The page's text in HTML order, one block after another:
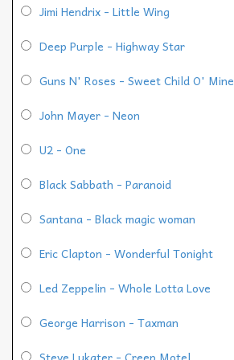
Jimi Hendrix - Little Wing
Deep Purple - Highway Star
Guns N' Roses - Sweet Child O' Mine
John Mayer - Neon
U2 - One
Black Sabbath - Paranoid
Santana - Black magic woman
Eric Clapton - Wonderful Tonight
Led Zeppelin - Whole Lotta Love
George Harrison - Taxman
Steve Lukater - Creep Motel